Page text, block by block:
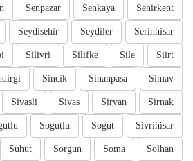
Senirkent
Senkaya
Senpazar
Serinhisar
Seydiler
Seydisehir
Siirt
Sile
Silifke
Silivri
Simav
Sinanpasa
Sincik
Sirnak
Sirvan
Sivas
Sivasli
Sivrihisar
Sogut
Sogutlu
Solhan
Soma
Sorgun
Suhut